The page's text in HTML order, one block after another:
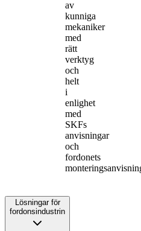
av
kunniga
mekaniker
med
rätt
verktyg
och
helt
i
enlighet
med
SKFs
anvisningar
och
fordonets
Lösningar för
fordonsindustrin